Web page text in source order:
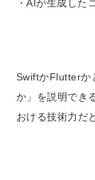
・AIが生成した
SwiftかFlutterか
か」を説明でき
おける技術力だ